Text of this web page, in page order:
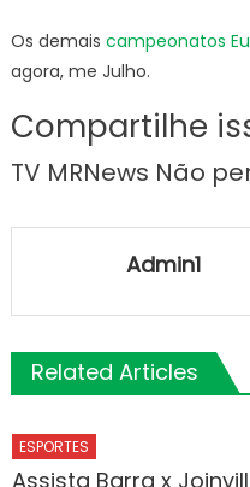
Os demais campeonatos
agora, me Julho.
Compartilhe
TV MRNews Não
Admin1
Related Articles
ESPORTES
Assista Barra x